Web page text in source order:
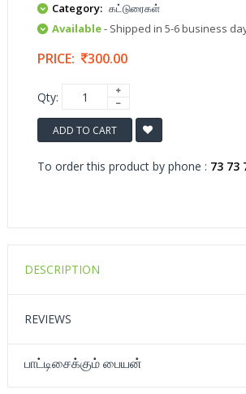
Category: கட்டுரைகள்
Available- Shipped in 5-6 business
PRICE: 300.00
Qty:
ADD TO CART
To order this product by phone : 73 73
DESCRIPTION
REVIEWS
பாட்டிசைக்கும் பையன்